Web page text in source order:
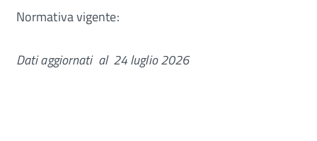
Normativa vigente:
Dati aggiornati al 24 luglio 2026